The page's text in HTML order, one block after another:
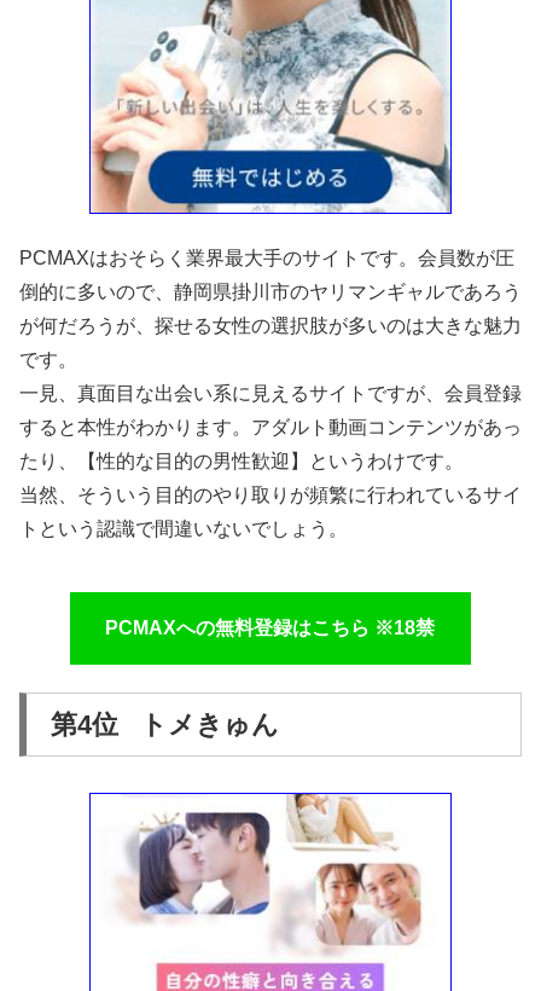
PCMAXはおそらく業界最大手のサイトです。会員数が圧
倒的に多いので、静岡県掛川市のヤリマンギャルであろう
が何だろうが、探せる女性の選択肢が多いのは大きな魅力
です。
一見、真面目な出会い系に見えるサイトですが、会員登録
すると本性がわかります。アダルト動画コンテンツがあっ
たり、【性的な目的の男性歓迎】というわけです。
当然、そういう目的のやり取りが頻繁に行われているサイ
トという認識で間違いないでしょう。
PCMAXへの無料登録はこちら ※18禁
第4位 トメきゅん